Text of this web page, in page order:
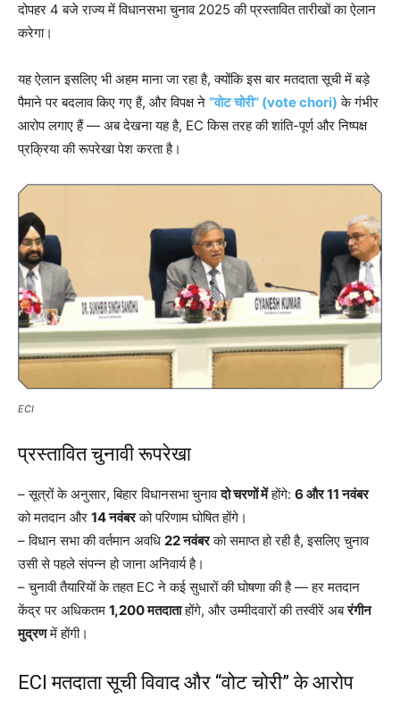
दोपहर 4 बजे राज्य में विधानसभा चुनाव 2025 की प्रस्तावित तारीखों का ऐलान
करेगा।
यह ऐलान इसलिए भी अहम माना जा रहा है, क्योंकि इस बार मतदाता सूची में बड़े
पैमाने पर बदलाव किए गए हैं, और विपक्ष ने “वोट चोरी” (vote chori) के गंभीर
आरोप लगाए हैं — अब देखना यह है, EC किस तरह की शांति-पूर्ण और निष्पक्ष
प्रक्रिया की रूपरेखा पेश करता है।
ECI
प्रस्तावित चुनावी रूपरेखा
– सूत्रों के अनुसार, बिहार विधानसभा चुनावदो चरणों मेंहोंगे: 6 और 11 नवंबर
को मतदान और 14 नवंबरको परिणाम घोषित होंगे।
– विधान सभा की वर्तमान अवधि 22 नवंबरको समाप्त हो रही है, इसलिए चुनाव
उसी से पहले संपन्न हो जाना अनिवार्य है।
– चुनावी तैयारियों के तहत EC ने कई सुधारों की घोषणा की है — हर मतदान
केंद्र पर अधिकतम 1,200 मतदाताहोंगे, और उम्मीदवारों की तस्वीरें अबरंगीन
मुद्रणमें होंगी।
ECI मतदाता सूची विवाद और “वोट चोरी” के आरोप